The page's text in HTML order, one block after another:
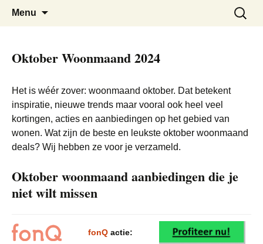
Black Friday Super SALE
De beste kortingen bij elkaar!
Menu
Zoeken
naar:
Oktober Woonmaand 2024
Het is wéér zover: woonmaand oktober. Dat betekent
inspiratie, nieuwe trends maar vooral ook heel veel
kortingen, acties en aanbiedingen op het gebied van
wonen. Wat zijn de beste en leukste oktober woonmaand
deals? Wij hebben ze voor je verzameld.
Oktober woonmaand aanbiedingen die je
niet wilt missen
fonQ actie: